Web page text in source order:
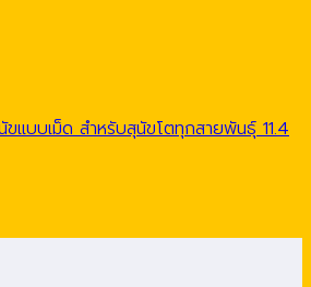
ขแบบเม็ด สำหรับสุนัขโตทุกสายพันธุ์ 11.4